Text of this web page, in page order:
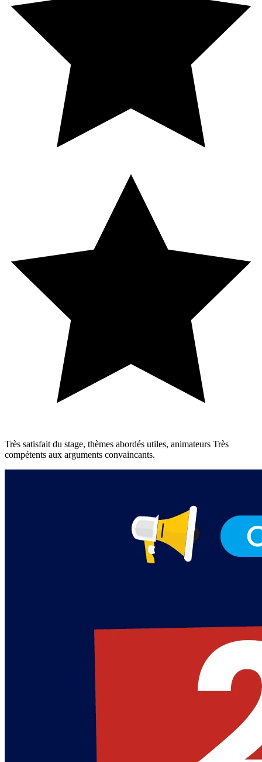
Très satisfait du stage, thèmes abordés utiles, animateurs Très
compétents aux arguments convaincants.